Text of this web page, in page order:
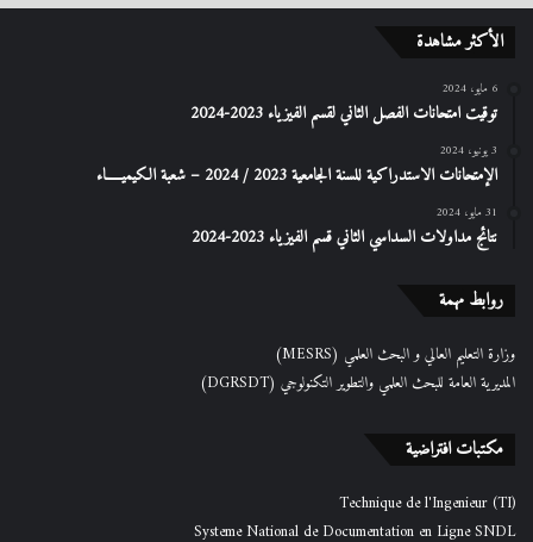
الأكثر مشاهدة
6 مايو، 2024
توقيت امتحانات الفصل الثاني لقسم الفيزياء 2023-2024
3 يونيو، 2024
الإمتحانات الاستدراكیة للسنة الجامعیة 2023 / 2024 – شعبة الكیمیـــــاء
31 مايو، 2024
نتائج مداولات السداسي الثاني قسم الفيزياء 2023-2024
روابط مهمة
وزارة التعليم العالي و البحث العلمي (MESRS)
المديرية العامة للبحث العلمي والتطوير التكنولوجي (DGRSDT)
مكتبات افتراضية
Technique de l'Ingenieur (TI)
Systeme National de Documentation en Ligne SNDL